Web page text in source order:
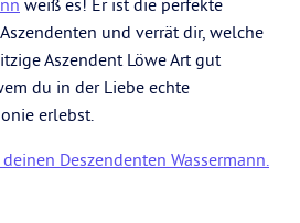
weiß es! Er ist die perfekte
und verrät dir, welche
Aszendent Löwe Art gut
du in der Liebe echte
erlebst.
Deszendenten Wassermann.